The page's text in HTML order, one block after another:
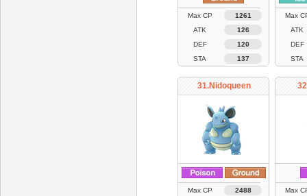
Max CP
1261
ATK
126
DEF
120
STA
137
Max
ATK
DEF
STA
31.Nidoqueen
Max CP
2488
Max